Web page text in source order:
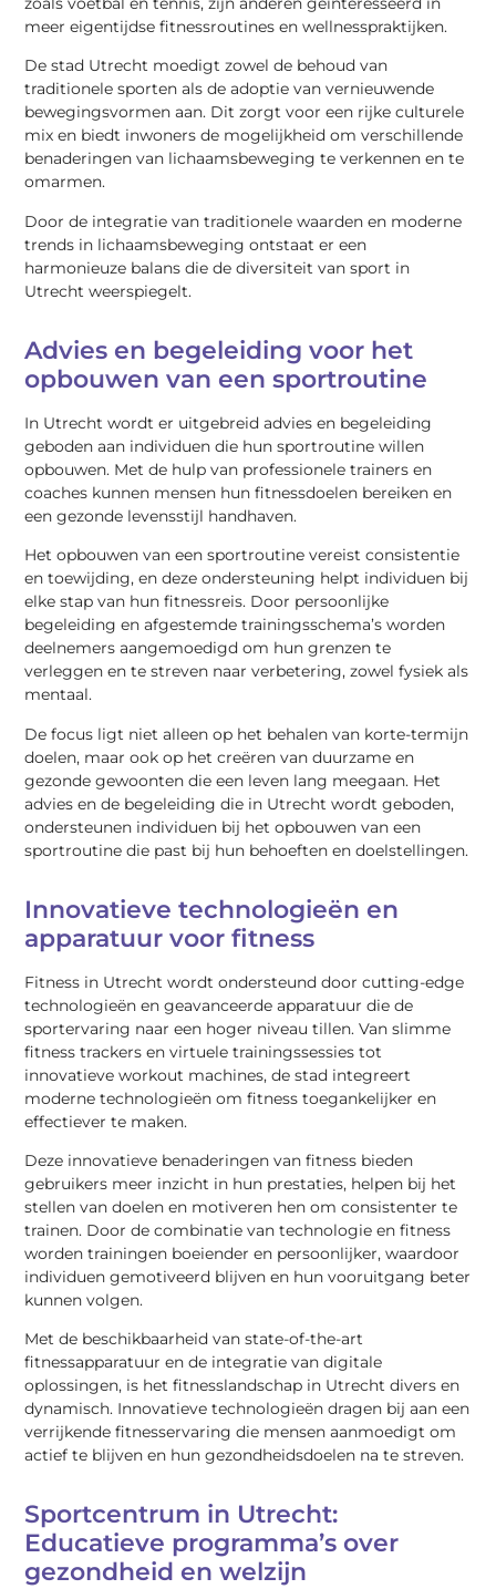
meer eigentijdse fitnessroutines en wellnesspraktijken.
De stad Utrecht moedigt zowel de behoud van
traditionele sporten als de adoptie van vernieuwende
bewegingsvormen aan. Dit zorgt voor een rijke culturele
mix en biedt inwoners de mogelijkheid om verschillende
benaderingen van lichaamsbeweging te verkennen en te
omarmen.
Door de integratie van traditionele waarden en moderne
trends in lichaamsbeweging ontstaat er een
harmonieuze balans die de diversiteit van sport in
Utrecht weerspiegelt.
Advies en begeleiding voor het
opbouwen van een sportroutine
In Utrecht wordt er uitgebreid advies en begeleiding
geboden aan individuen die hun sportroutine willen
opbouwen. Met de hulp van professionele trainers en
coaches kunnen mensen hun fitnessdoelen bereiken en
een gezonde levensstijl handhaven.
Het opbouwen van een sportroutine vereist consistentie
en toewijding, en deze ondersteuning helpt individuen bij
elke stap van hun fitnessreis. Door persoonlijke
begeleiding en afgestemde trainingsschema’s worden
deelnemers aangemoedigd om hun grenzen te
verleggen en te streven naar verbetering, zowel fysiek als
mentaal.
De focus ligt niet alleen op het behalen van korte-termijn
doelen, maar ook op het creëren van duurzame en
gezonde gewoonten die een leven lang meegaan. Het
advies en de begeleiding die in Utrecht wordt geboden,
ondersteunen individuen bij het opbouwen van een
sportroutine die past bij hun behoeften en doelstellingen.
Innovatieve technologieën en
apparatuur voor fitness
Fitness in Utrecht wordt ondersteund door cutting-edge
technologieën en geavanceerde apparatuur die de
sportervaring naar een hoger niveau tillen. Van slimme
fitness trackers en virtuele trainingssessies tot
innovatieve workout machines, de stad integreert
moderne technologieën om fitness toegankelijker en
effectiever te maken.
Deze innovatieve benaderingen van fitness bieden
gebruikers meer inzicht in hun prestaties, helpen bij het
stellen van doelen en motiveren hen om consistenter te
trainen. Door de combinatie van technologie en fitness
worden trainingen boeiender en persoonlijker, waardoor
individuen gemotiveerd blijven en hun vooruitgang beter
kunnen volgen.
Met de beschikbaarheid van state-of-the-art
fitnessapparatuur en de integratie van digitale
oplossingen, is het fitnesslandschap in Utrecht divers en
dynamisch. Innovatieve technologieën dragen bij aan een
verrijkende fitnesservaring die mensen aanmoedigt om
actief te blijven en hun gezondheidsdoelen na te streven.
Sportcentrum in Utrecht:
Educatieve programma’s over
gezondheid en welzijn